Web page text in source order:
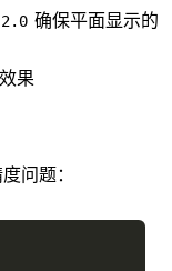
确保平面显示的
果
问题：